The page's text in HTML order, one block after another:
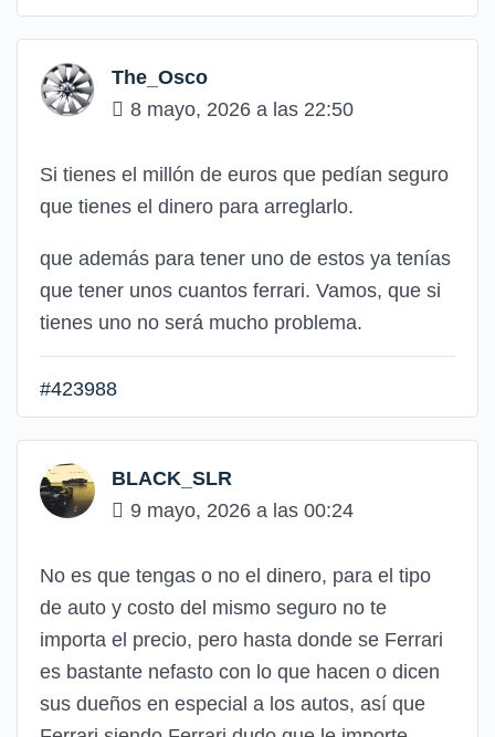
The_Osco
8 mayo, 2026 a las 22:50
Si tienes el millón de euros que pedían seguro
que tienes el dinero para arreglarlo.
que además para tener uno de estos ya tenías
que tener unos cuantos ferrari. Vamos, que si
tienes uno no será mucho problema.
#423988
BLACK_SLR
9 mayo, 2026 a las 00:24
No es que tengas o no el dinero, para el tipo
de auto y costo del mismo seguro no te
importa el precio, pero hasta donde se Ferrari
es bastante nefasto con lo que hacen o dicen
sus dueños en especial a los autos, así que